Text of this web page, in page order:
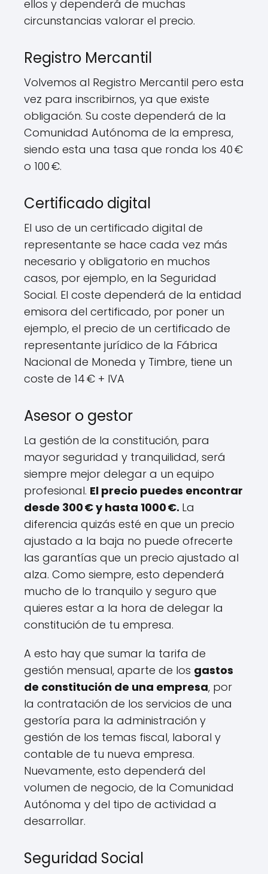
ellos y dependerá de muchas
circunstancias valorar el precio.
Registro Mercantil
Volvemos al Registro Mercantil pero esta
vez para inscribirnos, ya que existe
obligación. Su coste dependerá de la
Comunidad Autónoma de la empresa,
siendo esta una tasa que ronda los 40 €
o 100 €.
Certificado digital
El uso de un certificado digital de
representante se hace cada vez más
necesario y obligatorio en muchos
casos, por ejemplo, en la Seguridad
Social. El coste dependerá de la entidad
emisora del certificado, por poner un
ejemplo, el precio de un certificado de
representante jurídico de la Fábrica
Nacional de Moneda y Timbre, tiene un
coste de 14 € + IVA
Asesor o gestor
La gestión de la constitución, para
mayor seguridad y tranquilidad, será
siempre mejor delegar a un equipo
profesional. El precio puedes encontrar
desde 300 € y hasta 1000 €. La
diferencia quizás esté en que un precio
ajustado a la baja no puede ofrecerte
las garantías que un precio ajustado al
alza. Como siempre, esto dependerá
mucho de lo tranquilo y seguro que
quieres estar a la hora de delegar la
constitución de tu empresa.
A esto hay que sumar la tarifa de
gestión mensual, aparte de los gastos
de constitución de una empresa, por
la contratación de los servicios de una
gestoría para la administración y
gestión de los temas fiscal, laboral y
contable de tu nueva empresa.
Nuevamente, esto dependerá del
volumen de negocio, de la Comunidad
Autónoma y del tipo de actividad a
desarrollar.
Seguridad Social